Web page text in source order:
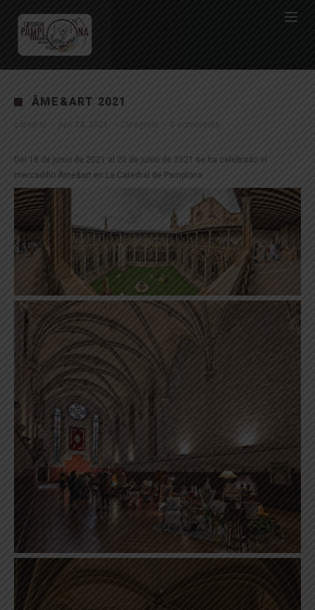
ÂME&ART 2021
catedral · juin 24, 2021 Catégorie · 0 comments
Del 18 de junio de 2021 al 20 de junio de 2021 se ha celebrado el
mercadillo Âme&art en La Catedral de Pamplona.